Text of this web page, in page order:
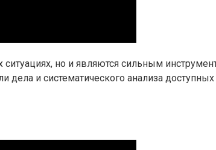
но и являются сильным
и систематического анализа